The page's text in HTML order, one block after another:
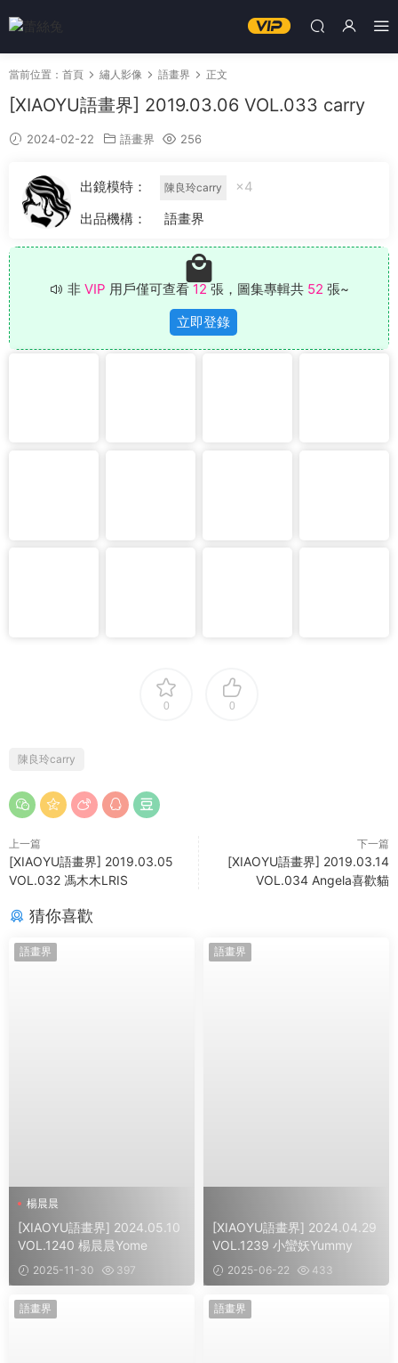
當前位置： 首頁 繡人影像 語畫界 正文
[XIAOYU語畫界] 2019.03.06 VOL.033 carry
2024-02-22 語畫界 256
出鏡模特： 陳良玲carry
×4
出品機構：
語畫界
非 VIP 用戶僅可查看 12 張，圖集專輯共 52 張~
立即登錄
0 0
陳良玲carry
上一篇
[XIAOYU語畫界] 2019.03.05
VOL.032 馮木木LRIS
下一篇
[XIAOYU語畫界] 2019.03.14
VOL.034 Angela喜歡貓
猜你喜歡
語畫界
楊晨晨
[XIAOYU語畫界] 2024.05.10
VOL.1240 楊晨晨Yome
2025-11-30 397
語畫界
[XIAOYU語畫界] 2024.04.29
VOL.1239 小蠻妖Yummy
2025-06-22 433
語畫界 語畫界